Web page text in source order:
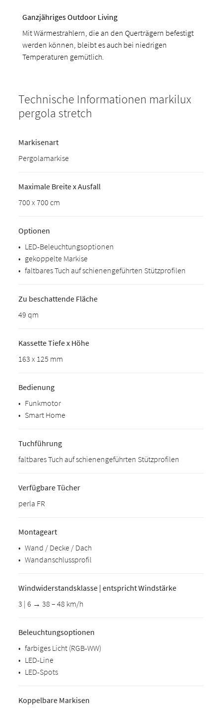
Ganzjähriges Outdoor Living
Mit Wärmestrahlern, die an den Querträgern befestigt
werden können, bleibt es auch bei niedrigen
Temperaturen gemütlich.
Technische Informationen markilux
pergola stretch
Markisenart
Pergolamarkise
Maximale Breite x Ausfall
700 x 700 cm
Optionen
• LED-Beleuchtungsoptionen
• gekoppelte Markise
• faltbares Tuch auf schienengeführten Stützprofilen
Zu beschattende Fläche
49 qm
Kassette Tiefe x Höhe
163 x 125 mm
Bedienung
• Funkmotor
• Smart Home
Tuchführung
faltbares Tuch auf schienengeführten Stützprofilen
Verfügbare Tücher
perla FR
Montageart
• Wand / Decke / Dach
• Wandanschlussprofil
Windwiderstandsklasse | entspricht Windstärke
3 | 6 → 38 – 48 km/h
Beleuchtungsoptionen
• farbiges Licht (RGB-WW)
• LED-Line
• LED-Spots
Koppelbare Markisen